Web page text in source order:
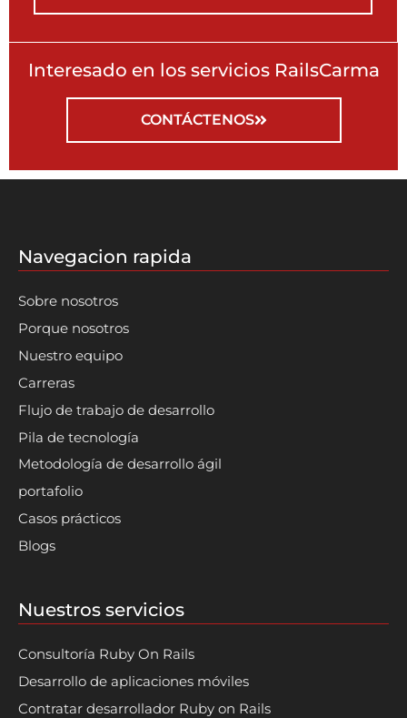
Interesado en los servicios RailsCarma
CONTÁCTENOS
Navegacion rapida
Sobre nosotros
Porque nosotros
Nuestro equipo
Carreras
Flujo de trabajo de desarrollo
Pila de tecnología
Metodología de desarrollo ágil
portafolio
Casos prácticos
Blogs
Nuestros servicios
Consultoría Ruby On Rails
Desarrollo de aplicaciones móviles
Contratar desarrollador Ruby on Rails